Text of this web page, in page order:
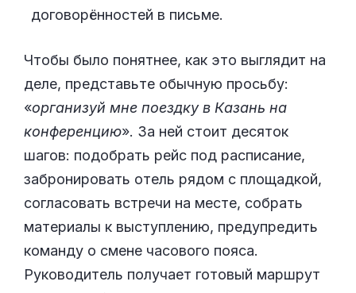
договорённостей в письме.
Чтобы было понятнее, как это выглядит на
деле, представьте обычную просьбу:
«организуй мне поездку в Казань на
конференцию». За ней стоит десяток
шагов: подобрать рейс под расписание,
забронировать отель рядом с площадкой,
согласовать встречи на месте, собрать
материалы к выступлению, предупредить
команду о смене часового пояса.
Руководитель получает готовый маршрут